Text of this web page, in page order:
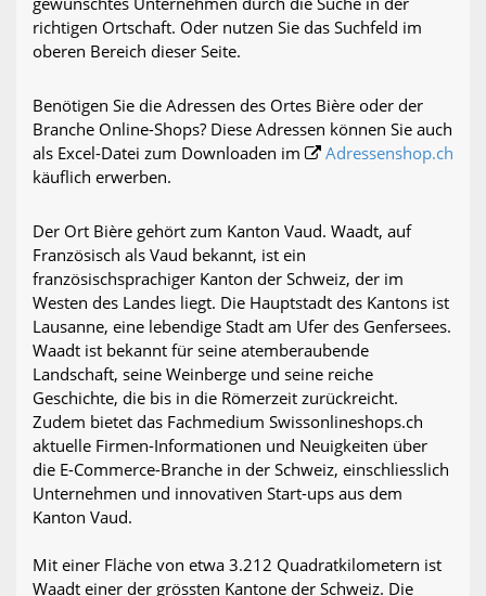
richtigen Ortschaft. Oder nutzen Sie das Suchfeld im
oberen Bereich dieser Seite.
Benötigen Sie die Adressen des Ortes Bière oder der
Branche Online-Shops? Diese Adressen können Sie auch
als Excel-Datei zum Downloaden im
Adressenshop.ch
käuflich erwerben.
Der Ort Bière gehört zum Kanton Vaud. Waadt, auf
Französisch als Vaud bekannt, ist ein
französischsprachiger Kanton der Schweiz, der im
Westen des Landes liegt. Die Hauptstadt des Kantons ist
Lausanne, eine lebendige Stadt am Ufer des Genfersees.
Waadt ist bekannt für seine atemberaubende
Landschaft, seine Weinberge und seine reiche
Geschichte, die bis in die Römerzeit zurückreicht.
Zudem bietet das Fachmedium Swissonlineshops.ch
aktuelle Firmen-Informationen und Neuigkeiten über
die E-Commerce-Branche in der Schweiz, einschliesslich
Unternehmen und innovativen Start-ups aus dem
Kanton Vaud.
Mit einer Fläche von etwa 3.212 Quadratkilometern ist
Waadt einer der grössten Kantone der Schweiz. Die